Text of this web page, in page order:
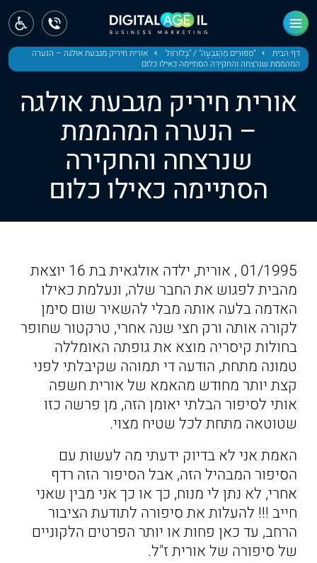
דף הבית "סִפּוּרִים מֵהַגִּבְעָה" / "בָּלֹוֹרוֹת"
אורית חיריק מגבעת אולגה – הנערה
המהממת שנרצחה והחקירה הסתיימה כאילו כלום
אורית חיריק מגבעת אולגה
– הנערה המהממת
שנרצחה והחקירה
הסתיימה כאילו כלום
01/1995 , אורית, ילדה אולגאית בת 16 יוצאת
מהבית לפגוש את החבר שלה, ונעלמת כאילו
האדמה בלעה אותה מבלי להשאיר שום סימן
לקורה אותה ורק חצי שנה אחרי, טרקטור שחופר
בחולות קיסריה מוצא את גופתה האומללה
טמונה מתחת, הודעה די תמוהה שקיבלתי לפני
קצת יותר מחודש מהאמא של אורית חשפה
אותי לסיפור הבלתי יאומן הזה, מן פרשה כזו
שטוטאה מתחת לכל שטיח מצוי.
האמת אני לא בדיוק ידעתי מה לעשות עם
הסיפור המבהיל הזה, אבל הסיפור הזה רדף
אחרי, לא נתן לי מנוח, כך או כך אני מבין שאני
חייב !!! להעלות את סיפורה לתודעת הציבור
הרחב, עד כאן פחות או יותר הפרטים הלקוניים
של סיפורה של אורית ז"ל.
ראשי
חדשות
מחוז חיפה
מחוז מרכז
מחוז דרום